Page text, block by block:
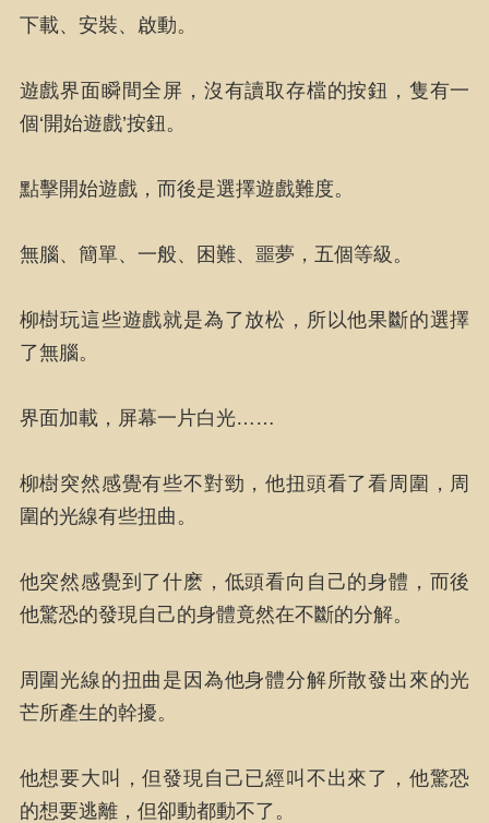
下載、安裝、啟動。
遊戲界面瞬間全屏，沒有讀取存檔的按鈕，隻有一
個‘開始遊戲’按鈕。
點擊開始遊戲，而後是選擇遊戲難度。
無腦、簡單、一般、困難、噩夢，五個等級。
柳樹玩這些遊戲就是為了放松，所以他果斷的選擇
了無腦。
界面加載，屏幕一片白光……
柳樹突然感覺有些不對勁，他扭頭看了看周圍，周
圍的光線有些扭曲。
他突然感覺到了什麽，低頭看向自己的身體，而後
他驚恐的發現自己的身體竟然在不斷的分解。
周圍光線的扭曲是因為他身體分解所散發出來的光
芒所產生的幹擾。
他想要大叫，但發現自己已經叫不出來了，他驚恐
的想要逃離，但卻動都動不了。